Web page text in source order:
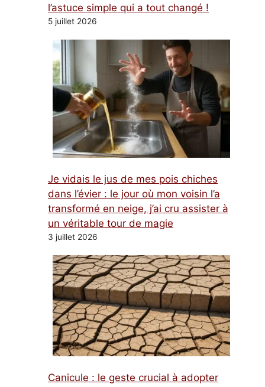
l’astuce simple qui a tout changé !
5 juillet 2026
Je vidais le jus de mes pois chiches
dans l’évier : le jour où mon voisin l’a
transformé en neige, j’ai cru assister à
un véritable tour de magie
3 juillet 2026
Canicule : le geste crucial à adopter